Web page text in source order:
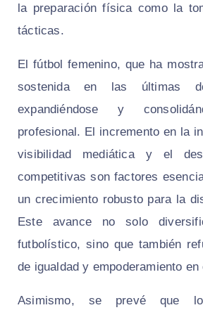
la preparación física como la
tácticas.
El fútbol femenino, que ha
sostenida en las últimas
expandiéndose y
profesional. El incremento en la
visibilidad mediática y el
competitivas son factores
un crecimiento robusto para la
Este avance no solo
futbolístico, sino que también
de igualdad y empoderamiento en
Asimismo, se prevé que